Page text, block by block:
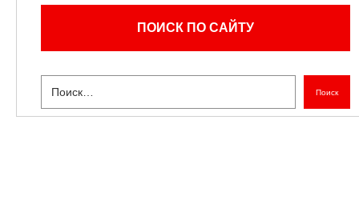
ПОИСК ПО САЙТУ
Поиск